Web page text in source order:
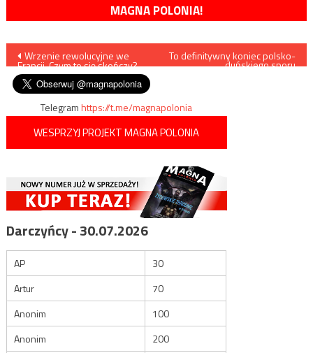
MAGNA POLONIA!
Nawigacja
wpisu
Wrzenie rewolucyjne we
Francji. Czym to się skończy?
To definitywny koniec polsko-
duńskiego sporu
Telegramhttps://t.me/magnapolonia
WESPRZYJ PROJEKT MAGNA POLONIA
Darczyńcy - 30.07.2026
AP
30
Artur
70
Anonim
100
Anonim
200